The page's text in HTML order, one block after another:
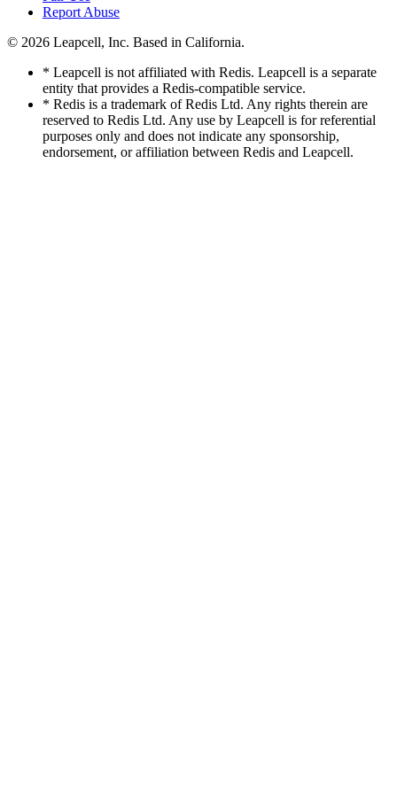
Report Abuse
© 2026 Leapcell, Inc. Based in California.
* Leapcell is not affiliated with Redis. Leapcell is a separate
entity that provides a Redis-compatible service.
* Redis is a trademark of Redis Ltd. Any rights therein are
reserved to Redis Ltd. Any use by Leapcell is for referential
purposes only and does not indicate any sponsorship,
endorsement, or affiliation between Redis and Leapcell.